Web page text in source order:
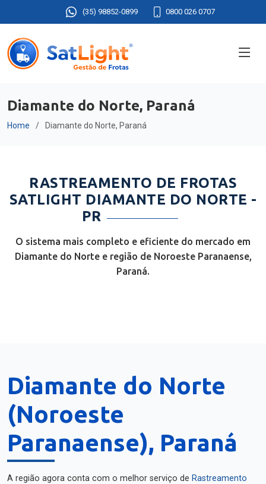
(35) 98852-0899 0800 026 0707
Diamante do Norte, Paraná
Home Diamante do Norte, Paraná
RASTREAMENTO DE FROTAS
SATLIGHT DIAMANTE DO NORTE -
PR
O sistema mais completo e eficiente do mercado em
Diamante do Norte e região de Noroeste Paranaense,
Paraná.
Diamante do Norte
(Noroeste
Paranaense), Paraná
A região agora conta com o melhor serviço de Rastreamento